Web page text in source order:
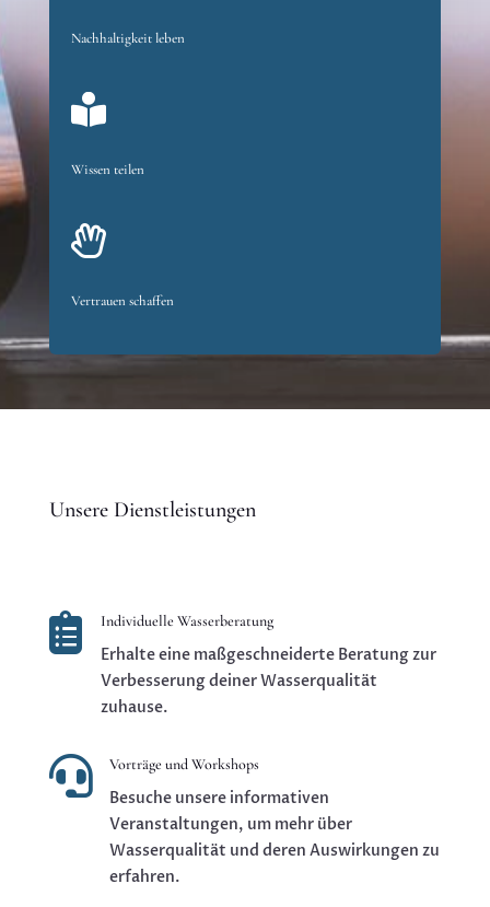
Nachhaltigkeit leben

Wissen teilen

Vertrauen schaffen
Unsere Dienstleistungen
 Individuelle Wasserberatung
Erhalte eine maßgeschneiderte Beratung zur
Verbesserung deiner Wasserqualität
zuhause.
 Vorträge und Workshops
Besuche unsere informativen
Veranstaltungen, um mehr über
Wasserqualität und deren Auswirkungen zu
erfahren.